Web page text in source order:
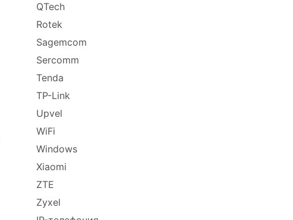
QTech
Rotek
Sagemcom
Sercomm
Tenda
TP-Link
Upvel
WiFi
Windows
Xiaomi
ZTE
Zyxel